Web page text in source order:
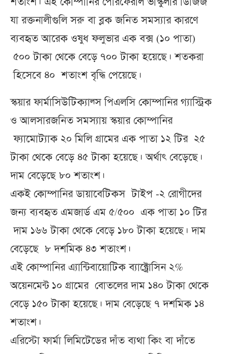
শতাংশ। এই কোম্পানির পেরিফেরাল ভাস্কুলার ডিজিজ
যা রক্তনালীগুলি সরু বা ব্লক জনিত সমস্যার কারণে
ব্যবহৃত আরেক ওষুধ ফলুভার এক বক্স (১০ পাতা)
৫০০ টাকা থেকে বেড়ে ৭০০ টাকা হয়েছে। শতকরা
হিসেবে ৪০ শতাংশ বৃদ্ধি পেয়েছে।
স্কয়ার ফার্মাসিউটিক্যাল্স পিএলসি কোম্পানির গ্যাস্ট্রিক
ও আলসারজনিত সমস্যায় স্কয়ার কোম্পানির
ফ্যামোট্যাক ২০ মিলি গ্রামের এক পাতা ১২ টির ২৫
টাকা থেকে বেড়ে ৪৫ টাকা হয়েছে। অর্থাৎ বেড়েছে।
দাম বেড়েছে ৮০ শতাংশ।
একই কোম্পানির ডায়াবেটিকস টাইপ -২ রোগীদের
জন্য ব্যবহৃত এমজার্ড এম ৫/৫০০ এক পাতা ১০ টির
দাম ১৬৬ টাকা থেকে বেড়ে ১৮০ টাকা হয়েছে। দাম
বেড়েছে ৮ দশমিক ৪৩ শতাংশ।
এই কোম্পানির এ্যান্টিবায়োটিক ব্যাক্ট্রোসিন ২%
অয়েনমেন্ট ১০ গ্রামের বোতলের দাম ১৪০ টাকা থেকে
বেড়ে ১৫০ টাকা হয়েছে। দাম বেড়েছে ৭ দশমিক ১৪
শতাংশ।
এরিস্টো ফার্মা লিমিটেডের দাঁত ব্যথা কিং বা দাঁতে